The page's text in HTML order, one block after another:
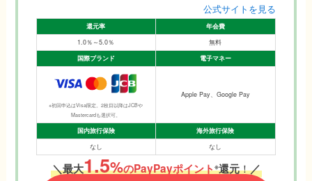
公式サイトを見る
還元率
年会費
1.0％～5.0％
無料
国際ブランド
電子マネー
※初回申込はVisa限定。2枚目以降はJCBや
Mastercardも選択可。
Apple Pay、Google Pay
国内旅行保険
海外旅行保険
なし
なし
＼最大1.5%のPayPayポイント※還元！／